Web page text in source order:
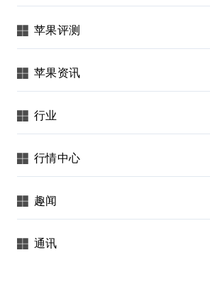
苹果评测
苹果资讯
行业
行情中心
趣闻
通讯